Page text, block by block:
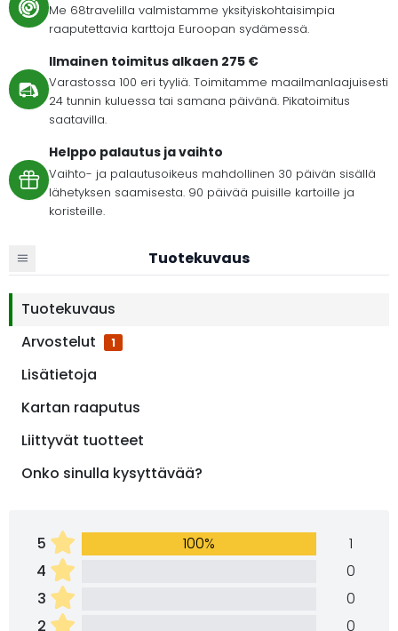
Me 68travelilla valmistamme yksityiskohtaisimpia
raaputettavia karttoja Euroopan sydämessä.
Ilmainen toimitus alkaen 275 €
Varastossa 100 eri tyyliä. Toimitamme maailmanlaajuisesti
24 tunnin kuluessa tai samana päivänä. Pikatoimitus
saatavilla.
Helppo palautus ja vaihto
Vaihto- ja palautusoikeus mahdollinen 30 päivän sisällä
lähetyksen saamisesta. 90 päivää puisille kartoille ja
koristeille.
Tuotekuvaus
Tuotekuvaus
Arvostelut
1
Lisätietoja
Kartan raaputus
Liittyvät tuotteet
Onko sinulla kysyttävää?
5 100%
1
4
0
3
0
2
0